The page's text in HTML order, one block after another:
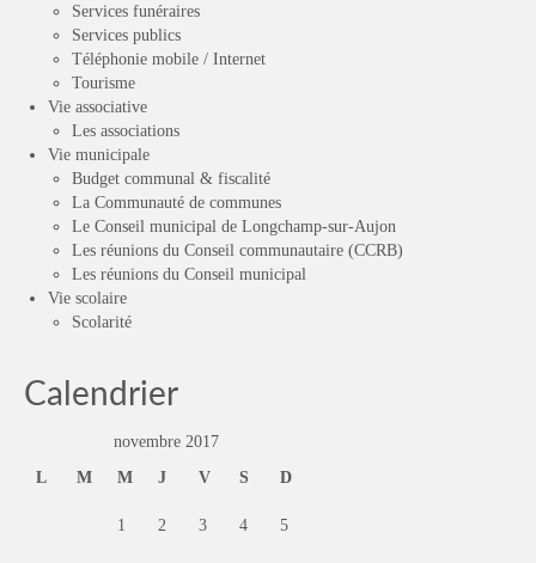
Services funéraires
Services publics
Téléphonie mobile / Internet
Tourisme
Vie associative
Les associations
Vie municipale
Budget communal & fiscalité
La Communauté de communes
Le Conseil municipal de Longchamp-sur-Aujon
Les réunions du Conseil communautaire (CCRB)
Les réunions du Conseil municipal
Vie scolaire
Scolarité
Calendrier
novembre 2017
L
M M J V S D
1 2 3 4 5